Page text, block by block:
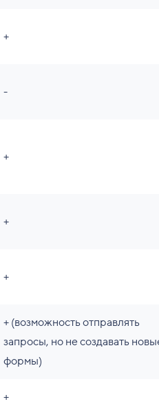
+
-
+
+
+
+ (возможность отправлять
запросы, но не создавать
формы)
+